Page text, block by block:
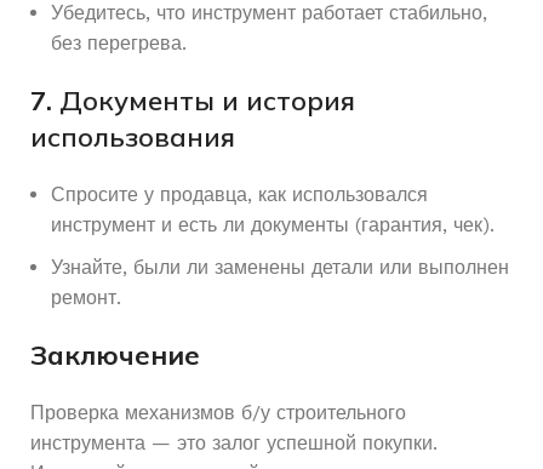
Убедитесь, что инструмент работает стабильно,
без перегрева.
7. Документы и история
использования
Спросите у продавца, как использовался
инструмент и есть ли документы (гарантия, чек).
Узнайте, были ли заменены детали или выполнен
ремонт.
Заключение
Проверка механизмов б/у строительного
инструмента — это залог успешной покупки.